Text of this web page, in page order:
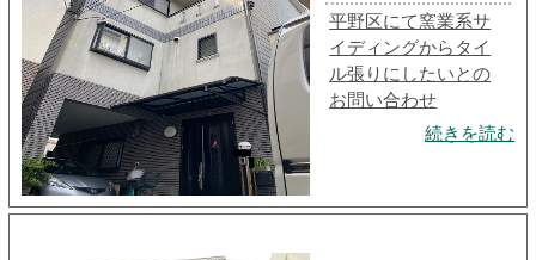
平野区にて窯業系サ
イディングからタイ
ル張りにしたいとの
お問い合わせ
続きを読む